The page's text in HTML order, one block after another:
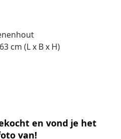
cm (L x B x H)
en vond je het
van!